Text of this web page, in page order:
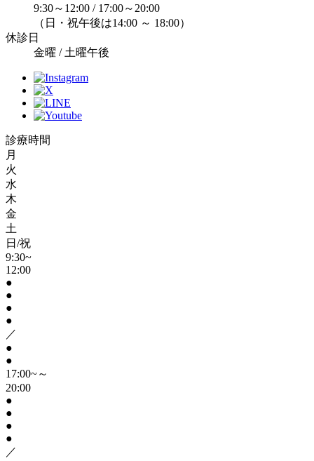
9:30～12:00 / 17:00～20:00
（日・祝午後は14:00 ～ 18:00）
休診日
金曜 / 土曜午後
診療時間
月
火
水
木
金
土
日/祝
9:30~
12:00
●
●
●
●
／
●
●
17:00~～
20:00
●
●
●
●
／